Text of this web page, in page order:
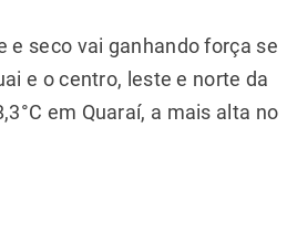
e seco vai ganhando força se
e o centro, leste e norte da
em Quaraí, a mais alta no